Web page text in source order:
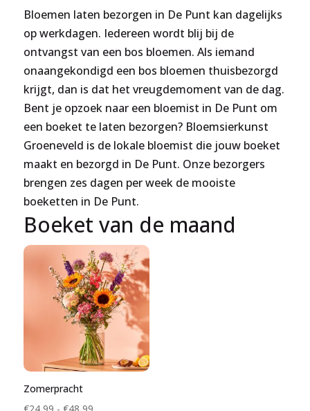
Bloemen laten bezorgen in De Punt kan dagelijks
op werkdagen. Iedereen wordt blij bij de
ontvangst van een bos bloemen. Als iemand
onaangekondigd een bos bloemen thuisbezorgd
krijgt, dan is dat het vreugdemoment van de dag.
Bent je opzoek naar een bloemist in De Punt om
een boeket te laten bezorgen? Bloemsierkunst
Groeneveld is de lokale bloemist die jouw boeket
maakt en bezorgd in De Punt. Onze bezorgers
brengen zes dagen per week de mooiste
boeketten in De Punt.
Boeket van de maand
Zomerpracht
Prijsklasse: